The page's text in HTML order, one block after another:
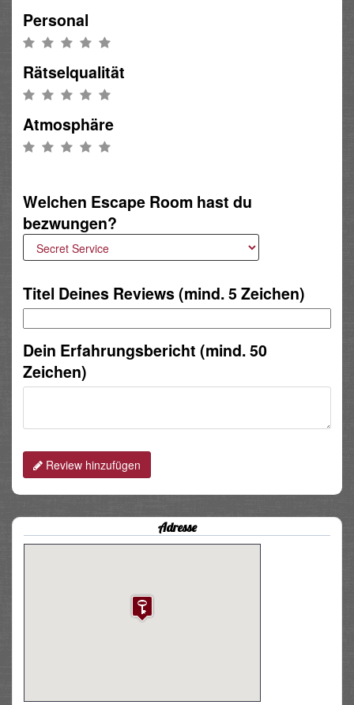
Personal
Rätselqualität
Atmosphäre
Welchen Escape Room hast du
bezwungen?
Titel Deines Reviews (mind. 5 Zeichen)
Dein Erfahrungsbericht (mind. 50
Zeichen)
Review hinzufügen
Adresse